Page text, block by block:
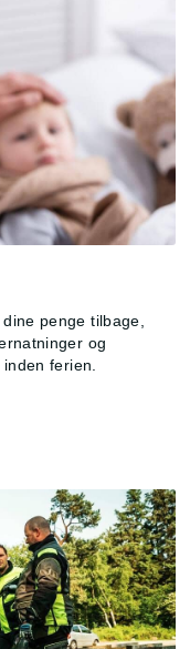
penge tilbage,
og
ferien.